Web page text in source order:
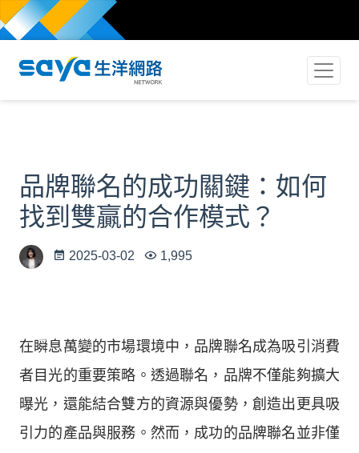
品牌聯名的成功關鍵：如何
找到雙贏的合作模式？
2025-03-02 1,995
在瞬息萬變的市場環境中，品牌聯名成為吸引消費
者目光的重要策略。透過聯名，品牌不僅能夠擴大
曝光，還能結合雙方的資源與優勢，創造出更具吸
引力的產品與服務。然而，成功的品牌聯名並非僅